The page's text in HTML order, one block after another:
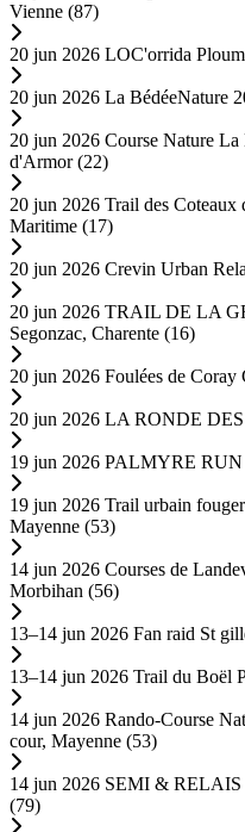
Vienne (87)
20 jun 2026 LOC'orrida
20 jun 2026 La BédéeNature
20 jun 2026 Course Nature
d'Armor (22)
20 jun 2026 Trail des Coteaux
Maritime (17)
20 jun 2026 Crevin Urban
20 jun 2026 TRAIL DE LA
Segonzac, Charente (16)
20 jun 2026 Foulées de Coray
20 jun 2026 LA RONDE
19 jun 2026 PALMYRE RUN
19 jun 2026 Trail urbain
Mayenne (53)
14 jun 2026 Courses de
Morbihan (56)
13–14 jun 2026 Fan raid St
13–14 jun 2026 Trail du Boël
14 jun 2026 Rando-Course
cour, Mayenne (53)
14 jun 2026 SEMI & RELAIS
(79)